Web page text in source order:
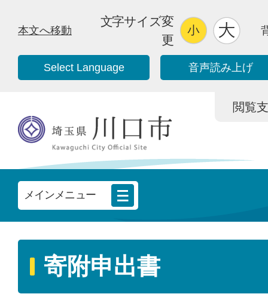
本文へ移動
文字サイズ変
更
Select Language 音声読み上げ
閲覧
メインメニュー
寄附申出書